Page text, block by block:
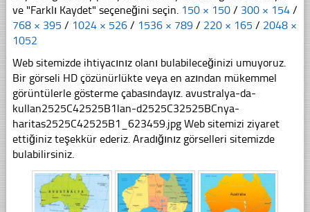
ve "Farklı Kaydet" seçeneğini seçin. 150 × 150 / 300 × 154 /
768 × 395 / 1024 × 526 / 1536 × 789 / 220 × 165 / 2048 ×
1052
Web sitemizde ihtiyacınız olanı bulabileceğinizi umuyoruz.
Bir görseli HD çözünürlükte veya en azından mükemmel
görüntülerle gösterme çabasındayız. avustralya-da-
kullan2525C42525B1lan-d2525C32525BCnya-
haritas2525C42525B1_623459.jpg Web sitemizi ziyaret
ettiğiniz teşekkür ederiz. Aradığınız görselleri sitemizde
bulabilirsiniz.